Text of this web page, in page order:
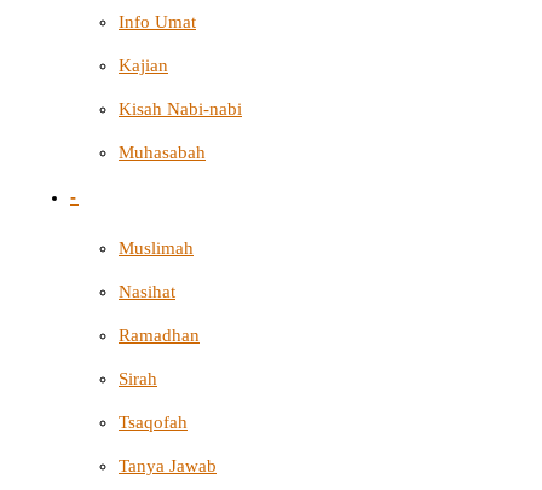
Info Umat
Kajian
Kisah Nabi-nabi
Muhasabah
-
Muslimah
Nasihat
Ramadhan
Sirah
Tsaqofah
Tanya Jawab